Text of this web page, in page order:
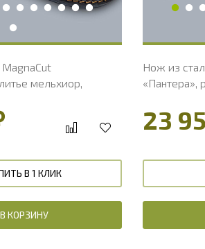
149
мельхиор,
В 1 КЛИК
В КОРЗИНУ
Вес, г
Нож из
«Пантера»,
23